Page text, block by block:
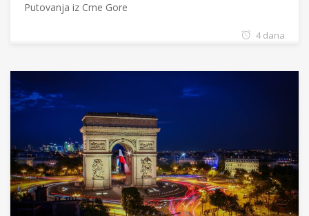
Putovanja iz Crne Gore
4 dana